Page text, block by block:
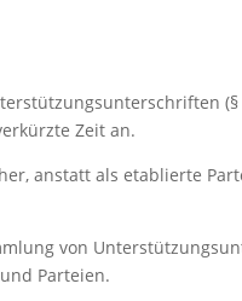
Zeit an.
anstatt als etablierte
von
Parteien.